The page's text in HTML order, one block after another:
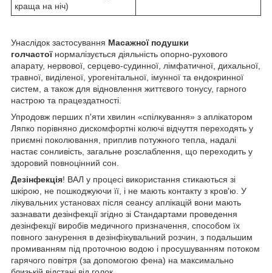
краща на ніч)
Унаслідок застосування Масажної подушки
голчастої нормалізується діяльність опорно-рухового
апарату, нервової, серцево-судинної, лімфатичної, дихальної,
травної, виділеної, урогенітальної, імунної та ендокринної
систем, а також для відновлення життєвого тонусу, гарного
настрою та працездатності.
Упродовж перших п'яти хвилин «спілкування» з аплікатором
Ляпко порівняно дискомфортні колючі відчуття переходять у
приємні поколювання, приплив потужного тепла, надалі
настає сонливість, загальне розслаблення, що переходить у
здоровий повноцінний сон.
Дезінфекція! ВАЛ у процесі використання стикаються зі
шкірою, не пошкоджуючи її, і не мають контакту з кров'ю. У
лікувальних установах після сеансу аплікацій вони мають
зазнавати дезінфекції згідно зі Стандартами проведення
дезінфекції виробів медичного призначення, способом їх
повного занурення в дезінфікувальний розчин, з подальшим
промиванням під проточною водою і просушуванням потоком
гарячого повітря (за допомогою фена) на максимально